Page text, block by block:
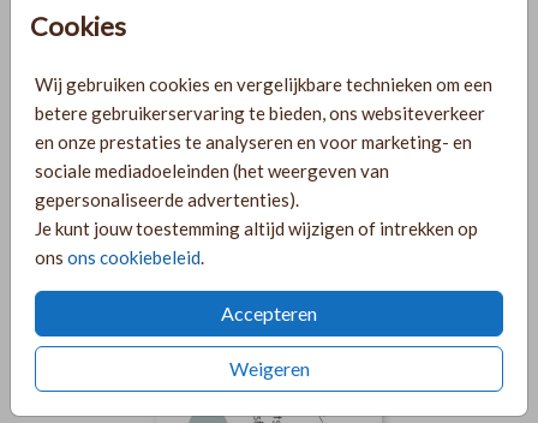
Cookies
Wij gebruiken cookies en vergelijkbare technieken om een
betere gebruikerservaring te bieden, ons websiteverkeer
en onze prestaties te analyseren en voor marketing- en
sociale mediadoeleinden (het weergeven van
gepersonaliseerde advertenties).
Je kunt jouw toestemming altijd wijzigen of intrekken op
ons ons cookiebeleid
Accepteren
Weigeren
DRESSCODE